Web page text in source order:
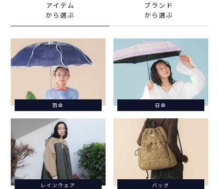
アイテム
から選ぶ
ブランド
から選ぶ
雨傘 日傘
レインウェア バッグ